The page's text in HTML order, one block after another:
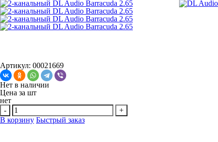
Артикул: 00021669
Нет в наличии
Цена за шт
нет
-
+
В корзину Быстрый заказ